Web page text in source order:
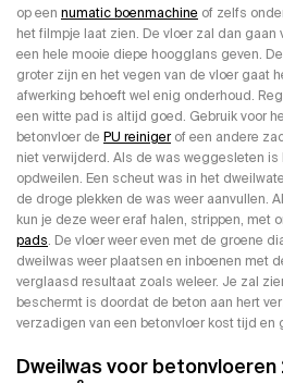
op een numatic boenmachine of zelfs
het filmpje laat zien. De vloer zal dan
een hele mooie diepe hoogglans geven.
groter zijn en het vegen van de vloer gaat
afwerking behoeft wel enig onderhoud.
een witte pad is altijd goed. Gebruik voor
betonvloer de PU reinigerof een andere
niet verwijderd. Als de was weggesleten is
opdweilen. Een scheut was in het
de droge plekken de was weer aanvullen.
kun je deze weer eraf halen, strippen, met
pads. De vloer weer even met de groene
dweilwas weer plaatsen en inboenen met
verglaasd resultaat zoals weleer. Je zal
beschermt is doordat de beton aan hert
verzadigen van een betonvloer kost tijd en
Dweilwas voor